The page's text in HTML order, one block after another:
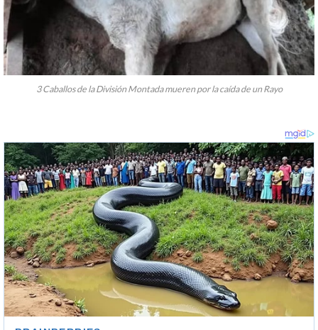
3 Caballos de la División Montada mueren por la caída de un Rayo